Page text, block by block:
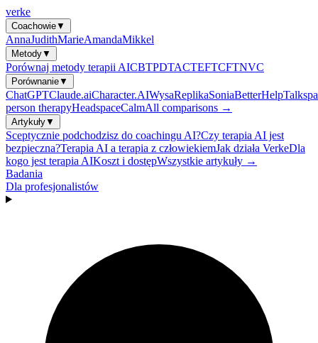
verke
Coachowie▼
AnnaJudithMarieAmandaMikkel
Metody▼
Porównaj metody terapii AICBTPDTACTEFTCFTNVC
Porównanie▼
ChatGPTClaude.aiCharacter.AIWysaReplikaSoniaBetterHelp
person therapyHeadspaceCalmAll comparisons →
Artykuły▼
Sceptycznie podchodzisz do coachingu AI?Czy terapia AI jest
bezpieczna?Terapia AI a terapia z człowiekiemJak działa VerkeDla
kogo jest terapia AIKoszt i dostępWszystkie artykuły →
Badania
Dla profesjonalistów